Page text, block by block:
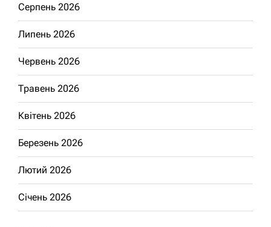
Серпень 2026
Липень 2026
Червень 2026
Травень 2026
Квітень 2026
Березень 2026
Лютий 2026
Січень 2026